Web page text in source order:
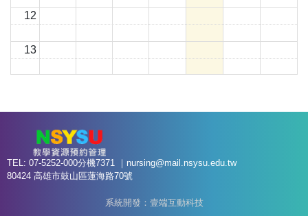
12
13
16
TEL: 07-5252-000分機7371 ｜ nursing@mail.nsysu.edu.tw
80424 高雄市鼓山區蓮海路70號
系統開發：壹端互動科技